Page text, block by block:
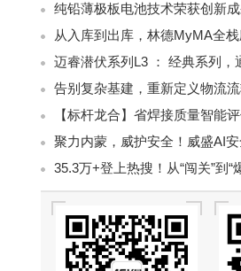
的第一步？
纯铅薄极板电池技术荣获创新
从入库到出库，林德MyMA全
厂“自己运转起来”
迈睿潜伏系列L3 ： 经典系列，
告别复杂基建，重新定义物流
【标杆龙合】省焊接质量智能
2026 年度考评
聚力内蒙，威护安全！威盛AI
满举行！
35.3万+登上热搜！从“闯关”到“
球化实践